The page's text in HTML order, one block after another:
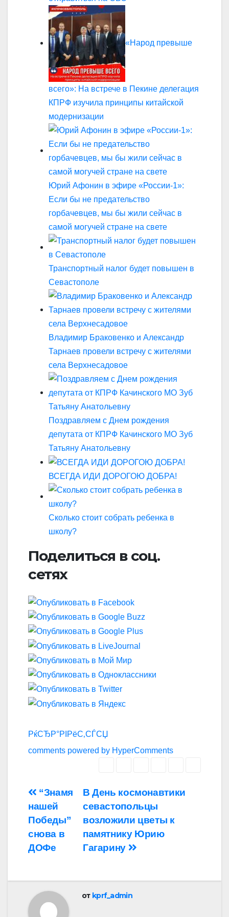
«Народ превыше
всего»: На встрече в Пекине делегация
КПРФ изучила принципы китайской
модернизации
Юрий Афонин в эфире «России-1»:
Если бы не предательство
горбачевцев, мы бы жили сейчас в
самой могучей стране на свете
Транспортный налог будет повышен в
Севастополе
Владимир Браковенко и Александр
Тарнаев провели встречу с жителями
села Верхнесадовое
Поздравляем с Днем рождения
депутата от КПРФ Качинского МО Зуб
Татьяну Анатольевну
ВСЕГДА ИДИ ДОРОГОЮ ДОБРА!
Сколько стоит собрать ребенка в
школу?
Поделиться в соц.
сетях
РќСЂР°РІРёС‚СЃСЏ
comments powered by HyperComments
Навигация
по
записям
В День космонавтики
севастопольцы
возложили цветы к
памятнику Юрию
Гагарину
“Знамя
нашей
Победы”
снова в
ДОФе
от kprf_admin